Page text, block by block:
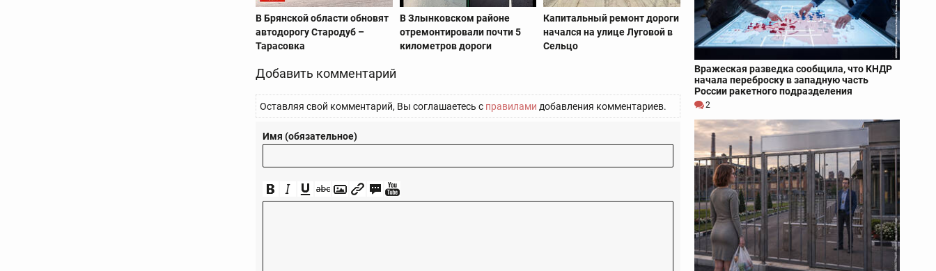
В Брянской области обновят
автодорогу Стародуб –
Тарасовка
В Злынковском районе
отремонтировали почти 5
километров дороги
Капитальный ремонт дороги
начался на улице Луговой в
Сельцо
Добавить комментарий
Оставляя свой комментарий, Вы соглашаетесь с правилами добавления комментариев.
Имя (обязательное)
Вражеская разведка сообщила, что КНДР
начала переброску в западную часть
России ракетного подразделения
2